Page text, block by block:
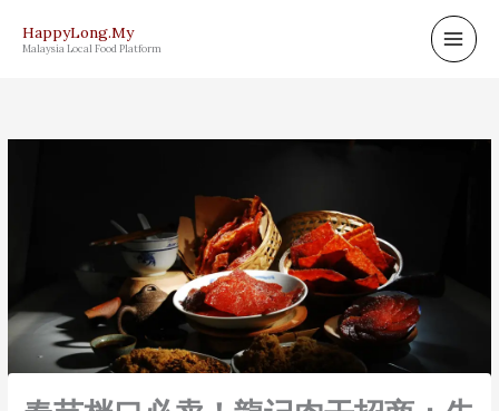
content
HappyLong.My
Malaysia Local Food Platform